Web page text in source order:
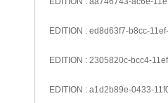
EDITION : ed8d63f7-b8cc-
EDITION : 2305820c-bcc4-
EDITION : a1d2b89e-0433-